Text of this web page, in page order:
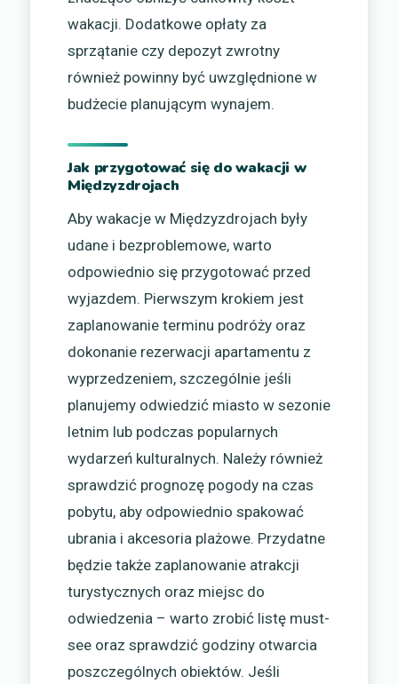
wakacji. Dodatkowe opłaty za
sprzątanie czy depozyt zwrotny
również powinny być uwzględnione w
budżecie planującym wynajem.
Jak przygotować się do wakacji w
Międzyzdrojach
Aby wakacje w Międzyzdrojach były
udane i bezproblemowe, warto
odpowiednio się przygotować przed
wyjazdem. Pierwszym krokiem jest
zaplanowanie terminu podróży oraz
dokonanie rezerwacji apartamentu z
wyprzedzeniem, szczególnie jeśli
planujemy odwiedzić miasto w sezonie
letnim lub podczas popularnych
wydarzeń kulturalnych. Należy również
sprawdzić prognozę pogody na czas
pobytu, aby odpowiednio spakować
ubrania i akcesoria plażowe. Przydatne
będzie także zaplanowanie atrakcji
turystycznych oraz miejsc do
odwiedzenia – warto zrobić listę must-
see oraz sprawdzić godziny otwarcia
poszczególnych obiektów. Jeśli